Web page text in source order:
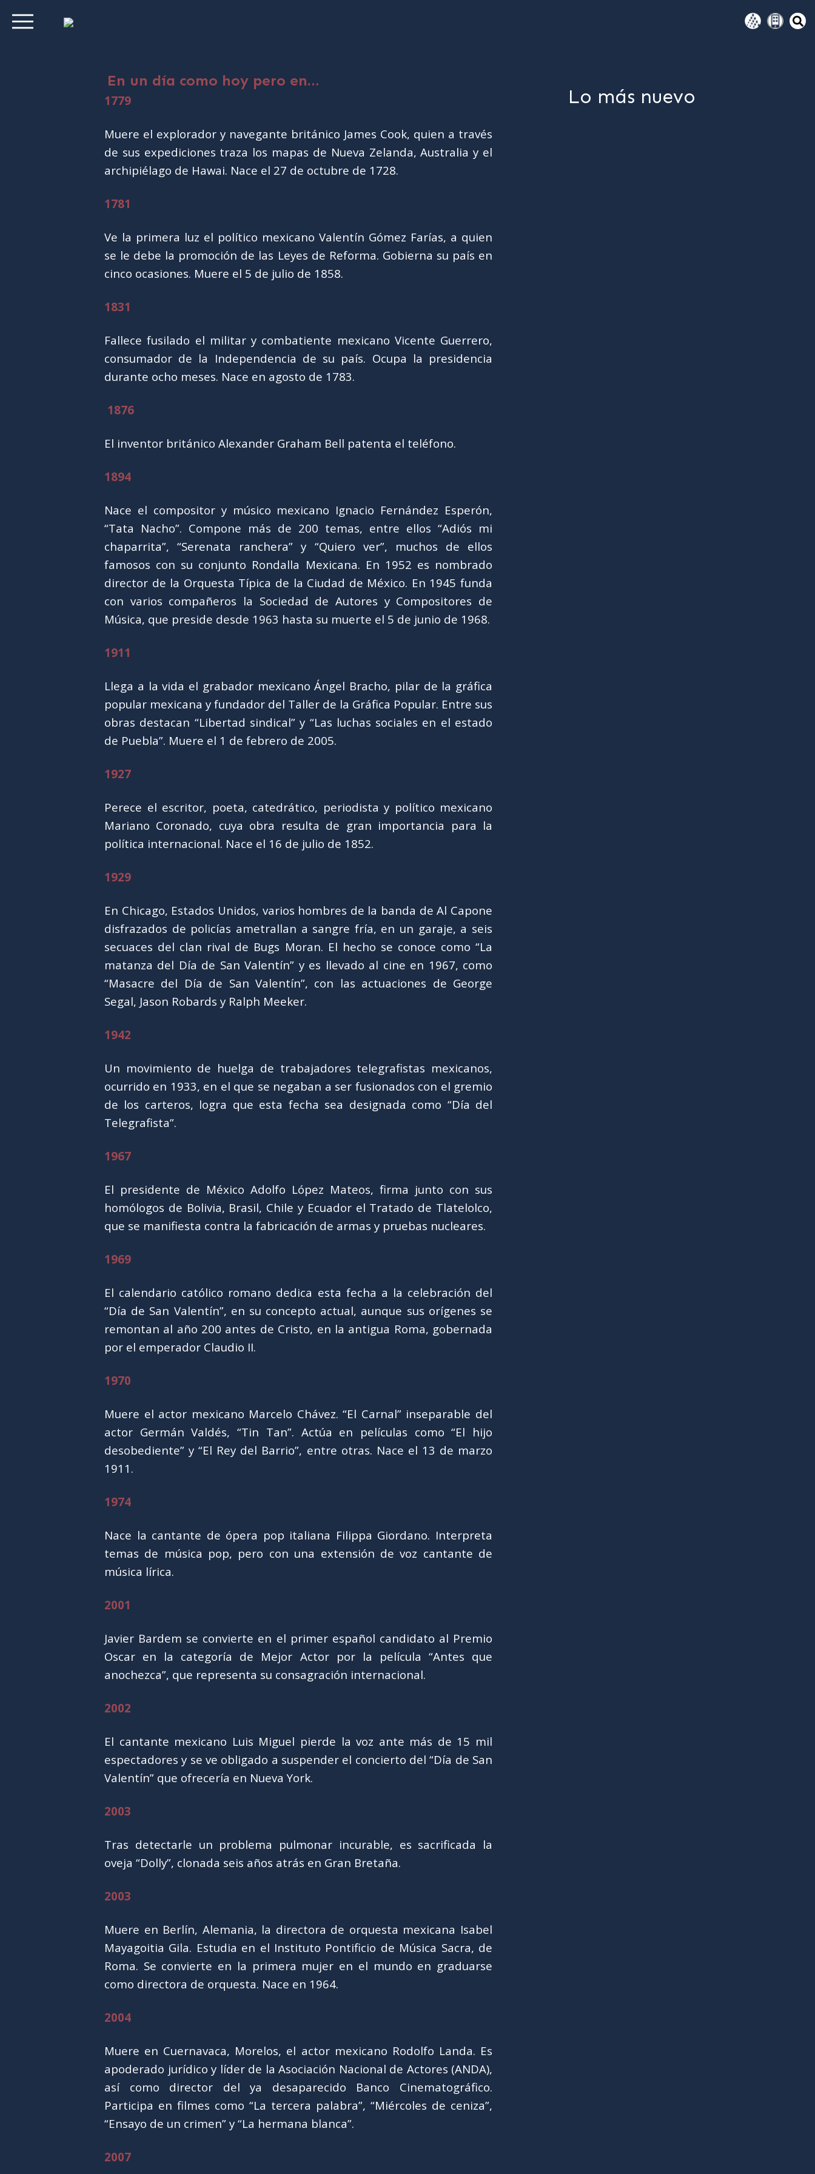
En un día como hoy pero en…
1779
Muere el explorador y navegante británico James Cook, quien a través
de sus expediciones traza los mapas de Nueva Zelanda, Australia y el
archipiélago de Hawai. Nace el 27 de octubre de 1728.
1781
Ve la primera luz el político mexicano Valentín Gómez Farías, a quien
se le debe la promoción de las Leyes de Reforma. Gobierna su país en
cinco ocasiones. Muere el 5 de julio de 1858.
1831
Fallece fusilado el militar y combatiente mexicano Vicente Guerrero,
consumador de la Independencia de su país. Ocupa la presidencia
durante ocho meses. Nace en agosto de 1783.
1876
El inventor británico Alexander Graham Bell patenta el teléfono.
1894
Nace el compositor y músico mexicano Ignacio Fernández Esperón,
“Tata Nacho”. Compone más de 200 temas, entre ellos “Adiós mi
chaparrita”, “Serenata ranchera” y “Quiero ver”, muchos de ellos
famosos con su conjunto Rondalla Mexicana. En 1952 es nombrado
director de la Orquesta Típica de la Ciudad de México. En 1945 funda
con varios compañeros la Sociedad de Autores y Compositores de
Música, que preside desde 1963 hasta su muerte el 5 de junio de 1968.
1911
Llega a la vida el grabador mexicano Ángel Bracho, pilar de la gráfica
popular mexicana y fundador del Taller de la Gráfica Popular. Entre sus
obras destacan “Libertad sindical” y “Las luchas sociales en el estado
de Puebla”. Muere el 1 de febrero de 2005.
1927
Perece el escritor, poeta, catedrático, periodista y político mexicano
Mariano Coronado, cuya obra resulta de gran importancia para la
política internacional. Nace el 16 de julio de 1852.
1929
En Chicago, Estados Unidos, varios hombres de la banda de Al Capone
disfrazados de policías ametrallan a sangre fría, en un garaje, a seis
secuaces del clan rival de Bugs Moran. El hecho se conoce como “La
matanza del Día de San Valentín” y es llevado al cine en 1967, como
“Masacre del Día de San Valentín”, con las actuaciones de George
Segal, Jason Robards y Ralph Meeker.
1942
Un movimiento de huelga de trabajadores telegrafistas mexicanos,
ocurrido en 1933, en el que se negaban a ser fusionados con el gremio
de los carteros, logra que esta fecha sea designada como “Día del
Telegrafista”.
1967
El presidente de México Adolfo López Mateos, firma junto con sus
homólogos de Bolivia, Brasil, Chile y Ecuador el Tratado de Tlatelolco,
que se manifiesta contra la fabricación de armas y pruebas nucleares.
1969
El calendario católico romano dedica esta fecha a la celebración del
“Día de San Valentín”, en su concepto actual, aunque sus orígenes se
remontan al año 200 antes de Cristo, en la antigua Roma, gobernada
por el emperador Claudio II.
1970
Muere el actor mexicano Marcelo Chávez. “El Carnal” inseparable del
actor Germán Valdés, “Tin Tan”. Actúa en películas como “El hijo
desobediente” y “El Rey del Barrio”, entre otras. Nace el 13 de marzo
1911.
1974
Nace la cantante de ópera pop italiana Filippa Giordano. Interpreta
temas de música pop, pero con una extensión de voz cantante de
música lírica.
2001
Javier Bardem se convierte en el primer español candidato al Premio
Oscar en la categoría de Mejor Actor por la película “Antes que
anochezca”, que representa su consagración internacional.
2002
El cantante mexicano Luis Miguel pierde la voz ante más de 15 mil
espectadores y se ve obligado a suspender el concierto del “Día de San
Valentín” que ofrecería en Nueva York.
2003
Tras detectarle un problema pulmonar incurable, es sacrificada la
oveja “Dolly”, clonada seis años atrás en Gran Bretaña.
2003
Muere en Berlín, Alemania, la directora de orquesta mexicana Isabel
Mayagoitia Gila. Estudia en el Instituto Pontificio de Música Sacra, de
Roma. Se convierte en la primera mujer en el mundo en graduarse
como directora de orquesta. Nace en 1964.
2004
Muere en Cuernavaca, Morelos, el actor mexicano Rodolfo Landa. Es
apoderado jurídico y líder de la Asociación Nacional de Actores (ANDA),
así como director del ya desaparecido Banco Cinematográfico.
Participa en filmes como “La tercera palabra”, “Miércoles de ceniza”,
“Ensayo de un crimen” y “La hermana blanca”.
2007
Lo más nuevo